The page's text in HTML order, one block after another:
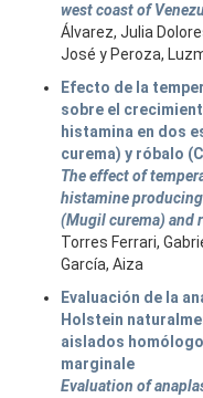
west coast of
Álvarez, Julia
José y Peroza,
Efecto de la
sobre el
histamina en dos
curema) y róbalo
The effect of
histamine
(Mugil curema) and
Torres Ferrari,
García, Aiza
Evaluación de la
Holstein
aislados
marginale
Evaluation of